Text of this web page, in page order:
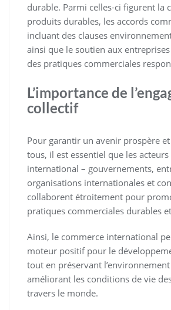
durable. Parmi celles-ci figurent la
produits durables, les accords
incluant des clauses
ainsi que le soutien aux
des pratiques commerciales
L’importance de
collectif
Pour garantir un avenir prospère
tous, il est essentiel que les
international – gouvernements,
organisations internationales et
collaborent étroitement pour
pratiques commerciales durables
Ainsi, le commerce international
moteur positif pour le
tout en préservant
améliorant les conditions de vie
travers le monde.